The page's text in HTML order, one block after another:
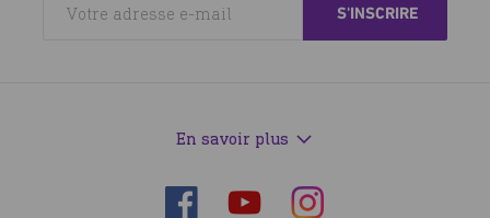
En savoir plus
Suivez- Suivez-
Suivez-